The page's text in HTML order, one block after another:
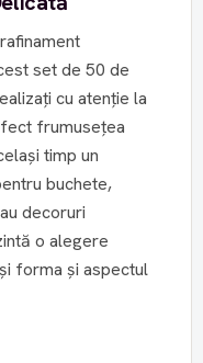
set de 50 de
cu atenție la
frumusețea
timp un
buchete,
decoruri
o alegere
forma și aspectul